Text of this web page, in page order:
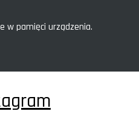
w pamięci urządzenia.